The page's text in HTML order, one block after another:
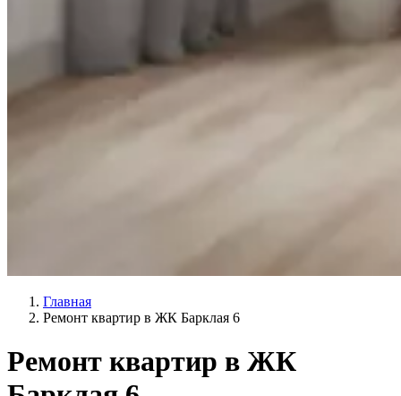
Главная
Ремонт квартир в ЖК Барклая 6
Ремонт квартир в ЖК